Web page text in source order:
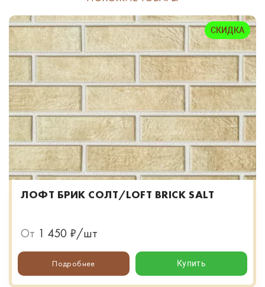
СКИДКА
ЛОФТ БРИК СОЛТ/LOFT BRICK SALT
От 1 450 ₽/шт
Подробнее Купить